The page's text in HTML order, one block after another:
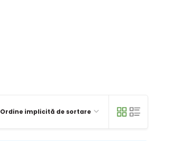
Ordine implicită de sortare